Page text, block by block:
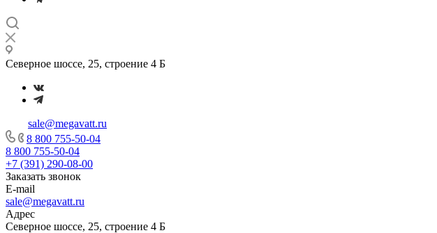
Северное шоссе, 25, строение 4 Б
sale@megavatt.ru
8 800 755-50-04
8 800 755-50-04
+7 (391) 290-08-00
Заказать звонок
E-mail
sale@megavatt.ru
Адрес
Северное шоссе, 25, строение 4 Б